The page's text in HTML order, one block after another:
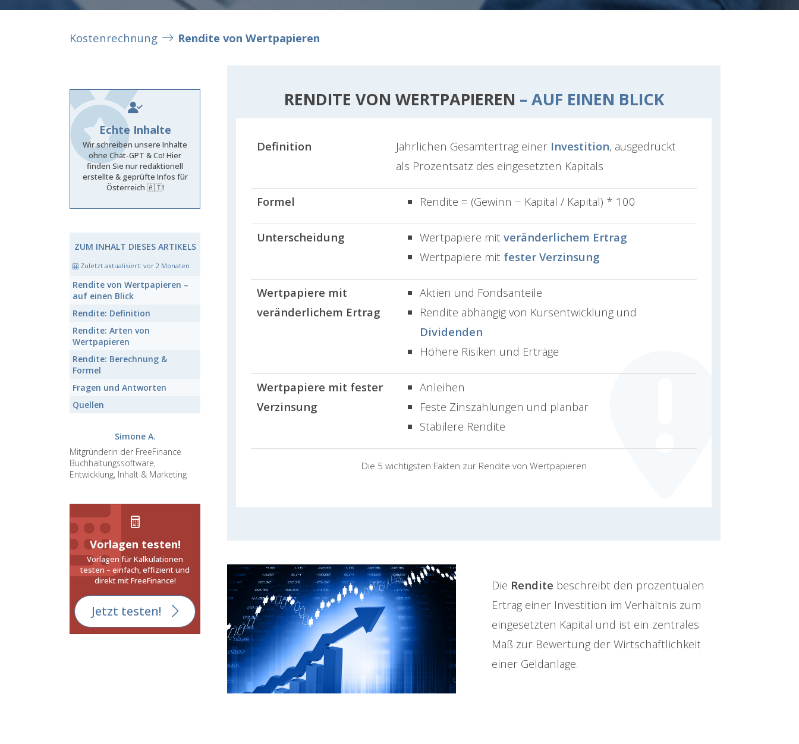
Kostenrechnung Rendite von Wertpapieren
Echte Inhalte
Wir schreiben unsere Inhalte
ohne Chat-GPT & Co! Hier
finden Sie nur redaktionell
erstellte & geprüfte Infos für
Österreich 🇦🇹!
ZUM INHALT DIESES ARTIKELS
Zuletzt aktualisiert: vor 2 Monaten
Rendite von Wertpapieren –
auf einen Blick
Rendite: Definition
Rendite: Arten von
Wertpapieren
Rendite: Berechnung &
Formel
Fragen und Antworten
Quellen
Simone A.
Mitgründerin der FreeFinance
Buchhaltungssoftware,
Entwicklung, Inhalt & Marketing
Vorlagen testen!
Vorlagen für Kalkulationen
testen – einfach, effizient und
direkt mit FreeFinance!
Jetzt testen!
RENDITE VON WERTPAPIEREN – AUF EINEN BLICK
Die 5 wichtigsten Fakten zur Rendite von Wertpapieren
Definition Jährlichen Gesamtertrag einer Investition, ausgedrückt
als Prozentsatz des eingesetzten Kapitals
Formel Rendite = (Gewinn − Kapital / Kapital) * 100
Unterscheidung Wertpapiere mit veränderlichem Ertrag
Wertpapiere mit fester Verzinsung
Wertpapiere mit
veränderlichem Ertrag
Aktien und Fondsanteile
Rendite abhängig von Kursentwicklung und
Dividenden
Höhere Risiken und Erträge
Wertpapiere mit fester
Verzinsung
Anleihen
Feste Zinszahlungen und planbar
Stabilere Rendite
Die Rendite beschreibt den prozentualen
Ertrag einer Investition im Verhältnis zum
eingesetzten Kapital und ist ein zentrales
Maß zur Bewertung der Wirtschaftlichkeit
einer Geldanlage.